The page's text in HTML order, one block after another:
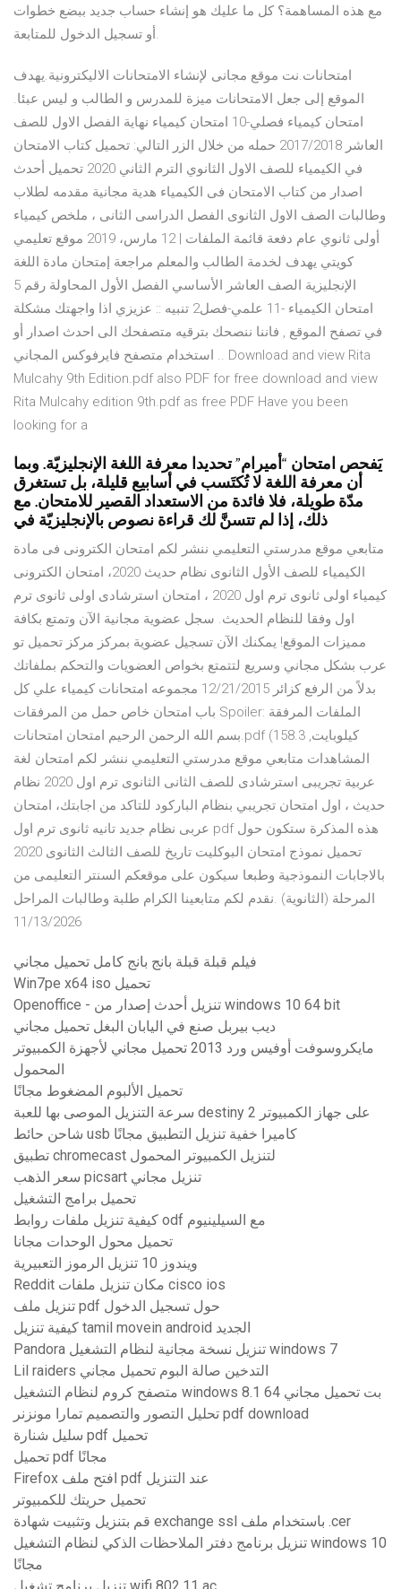
مع هذه المساهمة؟ كل ما عليك هو إنشاء حساب جديد ببضع خطوات
أو تسجيل الدخول للمتابعة.
امتحانات.نت موقع مجانى لإنشاء الامتحانات الاليكترونية.يهدف
الموقع إلى جعل الامتحانات ميزة للمدرس و الطالب و ليس عبئا.
امتحان كيمياء فصلي-10 امتحان كيمياء نهاية الفصل الاول للصف
العاشر 2017/2018 حمله من خلال الزر التالي: تحميل كتاب الامتحان
في الكيمياء للصف الاول الثانوي الترم الثاني 2020 تحميل أحدث
اصدار من كتاب الامتحان فى الكيمياء هدية مجانية مقدمه لطلاب
وطالبات الصف الاول الثانوى الفصل الدراسى الثانى ، ملخص كيمياء
أولى ثانوي عام دفعة قائمة الملفات | 12 مارس، 2019 موقع تعليمي
كويتي يهدف لخدمة الطالب والمعلم مراجعة إمتحان مادة اللغة
الإنجليزية الصف العاشر الأساسي الفصل الأول المحاولة رقم 5
امتحان الكيمياء -11 علمي-فصل2 تنبيه :: عزيزي اذا واجهتك مشكلة
في تصفح الموقع , فاننا ننصحك بترقيه متصفحك الى احدث اصدار أو
استخدام متصفح فايرفوكس المجاني .. Download and view Rita
Mulcahy 9th Edition.pdf also PDF for free download and view
Rita Mulcahy edition 9th.pdf as free PDF Have you been
looking for a
يَفحص امتحان “أميرام” تحديدا معرفة اللغة الإنجليزيّة. وبما
أن معرفة اللغة لا تُكتَسب في أسابيع قليلة، بل تستغرق
مدّة طويلة، فلا فائدة من الاستعداد القصير للامتحان. مع
ذلك، إذا لم تتسنَّ لك قراءة نصوص بالإنجليزيّة في
متابعي موقع مدرستي التعليمي ننشر لكم امتحان الكترونى فى مادة
الكيمياء للصف الأول الثانوى نظام حديث 2020، امتحان الكترونى
كيمياء اولى ثانوى ترم اول 2020 ، امتحان استرشادى اولى ثانوى ترم
اول وفقا للنظام الحديث. سجل عضوية مجانية الآن وتمتع بكافة
مميزات الموقع! يمكنك الآن تسجيل عضوية بمركز مركز تحميل تو
عرب بشكل مجاني وسريع لتتمتع بخواص العضويات والتحكم بملفاتك
بدلاً من الرفع كزائر 12/21/2015 مجموعه امتحانات كيمياء علي كل
باب امتحان خاص حمل من المرفقات Spoiler: الملفات المرفقة
بسم الله الرحمن الرحيم امتحان امتحانات.pdf (158.3 كيلوبايت,
المشاهدات متابعي موقع مدرستي التعليمي ننشر لكم امتحان لغة
عربية تجريبى استرشادى للصف الثانى الثانوى ترم اول 2020 نظام
حديث ، اول امتحان تجريبي بنظام الباركود للتاكد من اجابتك، امتحان
عربى نظام جديد تانيه ثانوى ترم اول pdf هذه المذكرة ستكون حول
تحميل نموذج امتحان البوكليت تاريخ للصف الثالث الثانوى 2020
بالاجابات النموذجية وطبعا سيكون على موقعكم السنتر التعليمى من
المرحلة (الثانوية) .نقدم لكم متابعينا الكرام طلبة وطالبات المراحل
11/13/2026
فيلم قبلة قبلة بانج بانج كامل تحميل مجاني
Win7pe x64 iso تحميل
Openoffice - تنزيل أحدث إصدار من windows 10 64 bit
ديب بيربل صنع في اليابان البغل تحميل مجاني
مايكروسوفت أوفيس ورد 2013 تحميل مجاني لأجهزة الكمبيوتر
المحمول
تحميل الألبوم المضغوط مجانًا
سرعة التنزيل الموصى بها للعبة destiny 2 على جهاز الكمبيوتر
شاحن حائط usb كاميرا خفية تنزيل التطبيق مجانًا
تطبيق chromecast لتنزيل الكمبيوتر المحمول
سعر الذهب picsart تنزيل مجاني
تحميل برامج التشغيل
كيفية تنزيل ملفات روابط odf مع السيلينيوم
تحميل محول الوحدات مجانا
ويندوز 10 تنزيل الرموز التعبيرية
Reddit مكان تنزيل ملفات cisco ios
تنزيل ملف pdf حول تسجيل الدخول
كيفية تنزيل tamil movein android الجديد
Pandora تنزيل نسخة مجانية لنظام التشغيل windows 7
Lil raiders التدخين صالة البوم تحميل مجاني
متصفح كروم لنظام التشغيل windows 8.1 64 بت تحميل مجاني
تحليل التصور والتصميم تمارا مونزنر pdf download
سليل شنارة pdf تحميل
تحميل pdf مجانًا
Firefox افتح ملف pdf عند التنزيل
تحميل حريتك للكمبيوتر
قم بتنزيل وتثبيت شهادة exchange ssl باستخدام ملف .cer
تنزيل برنامج دفتر الملاحظات الذكي لنظام التشغيل windows 10
مجانًا